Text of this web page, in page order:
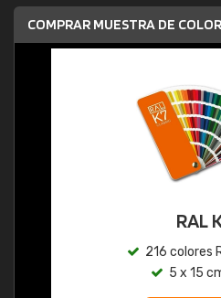
COMPRAR MUESTRA DE
RAL
216 colores
5 x 15